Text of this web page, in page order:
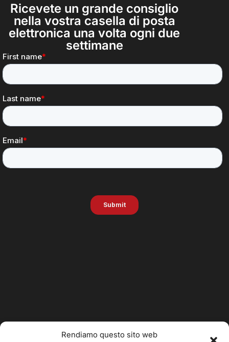
Rendiamo questo sito web
Ricevete un grande consiglio
nella vostra casella di posta
elettronica una volta ogni due
settimane